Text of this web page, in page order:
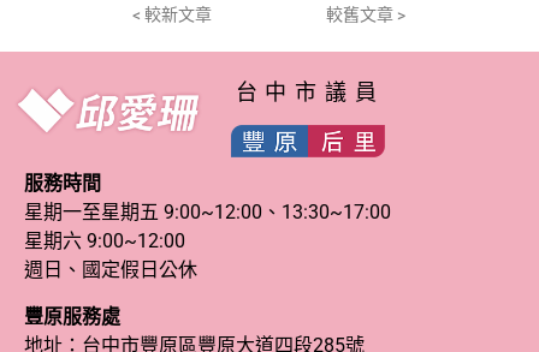
< 較新文章 較舊文章 >
台中市議員
服務時間
星期一至星期五 9:00~12:00、13:30~17:00
星期六 9:00~12:00
週日、國定假日公休
豐原服務處
地址：台中市豐原區豐原大道四段285號